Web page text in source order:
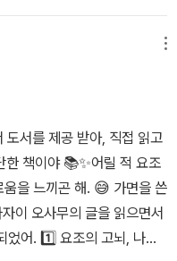
갑니다. 오바 요조의 저
도 과거에 저런 순수에의 집
닐까요. p29를 보면, 요조
러 광대짓을 하느라 미끄
부들부들 떨기까지 합니
별한 통찰력이 있었
다 그런 경험이 있죠. 아이들
지적하듯, 권위나 맥락 등
있습니다. 요조 역시 내면
며, 신분에 대한 혐오를 추
힘들었다. 다자이 오사무의
는 것은 ​『인간실격』 속에
위선과 모순으로 인해 회피
』에서 익살스러움과 광대로
었다. 요조의 절친 호리키
듣고, 한귀로 흘려버렸다.​​세
상을 이해하지 못함으로서,
바 요조의 모습, 오바 요조는
학교 생활에서, 요조의 행동
친구인 다케이치 그리고
다면 삶이 바뀌지 않았을
둠의 굴레에서 벗어나지 못
그들과 다름없이 술과 마
를 겉잡을 수 없는 나락으로
실망시키지 않으려고 모든
이 아닐까 생각해보기도 했
는 추락의 삶이었다. 그렇게
채 생을 마감하게 된다. 인
앞에 서게 하는 작품이다. 인
는 내내 괴롭힌다. 왜 이토
가? 무엇이 저자에게 이리
송곳과 같은 시선으로 ‘요
개인의 불행한 삶을 따라가
자이 오사무는 ‘요조’라는
더 이상 내려갈 것 없는 인
알 수 없는 어두운 무저갱
도서를 제공 받아, 직접 읽고
한 책이야 📚✨어릴 적 요조
을 느끼곤 해. 😅 가면을 쓴
이 오사무의 글을 읽으면서
었어. 1️⃣ 요조의 고뇌, 나의